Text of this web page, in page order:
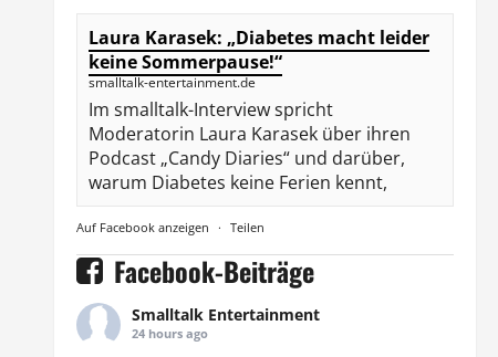
Laura Karasek: „Diabetes macht leider
keine Sommerpause!“
smalltalk-entertainment.de
Im smalltalk-Interview spricht
Moderatorin Laura Karasek über ihren
Podcast „Candy Diaries“ und darüber,
warum Diabetes keine Ferien kennt,
Auf Facebook anzeigen · Teilen
Facebook-Beiträge
Smalltalk Entertainment
24 hours ago